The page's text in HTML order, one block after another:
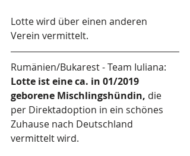
Lotte wird über einen anderen
Verein vermittelt.
Rumänien/Bukarest - Team Iuliana:
Lotte ist eine ca. in 01/2019
geborene Mischlingshündin, die
per Direktadoption in ein schönes
Zuhause nach Deutschland
vermittelt wird.